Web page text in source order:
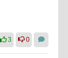
3 0